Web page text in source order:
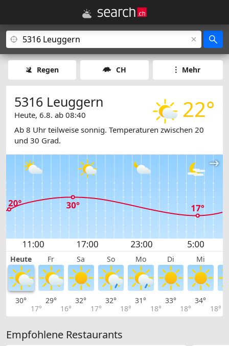
Regen CH Mehr
22°
5316 Leuggern
Heute, 6.8. ab 08:40
Ab 8 Uhr teilweise sonnig. Temperaturen zwischen 20
und 30 Grad.
Heute Fr Sa So Mo Di Mi
30°
17°
29°
16°
32°
17°
32°
18°
31°
18°
33°
18°
34°
18°
Empfohlene Restaurants